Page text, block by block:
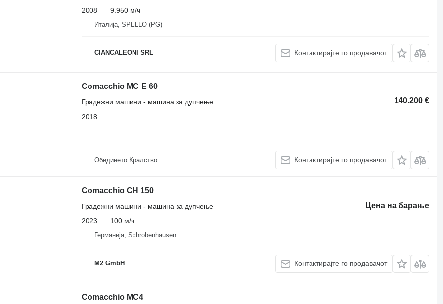
2008
9.950 м/ч
Италија, SPELLO (PG)
CIANCALEONI SRL Контактирајте го продавачот
Comacchio MC-E 60
140.200 €
Градежни машини - машина за дупчење
2018
Обединето Кралство Контактирајте го продавачот
Comacchio CH 150
Цена на барање
Градежни машини - машина за дупчење
2023
100 м/ч
Германија, Schrobenhausen
M2 GmbH Контактирајте го продавачот
Comacchio MC4